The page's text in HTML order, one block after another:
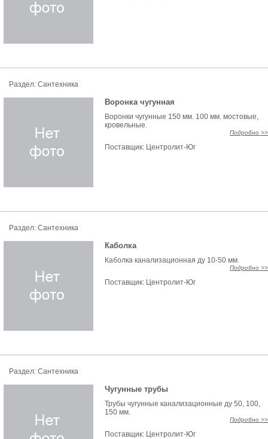
Раздел: Сантехника
Воронка чугунная
Воронки чугунные 150 мм. 100 мм. мостовые,
кровельные.
Подробно >>
Поставщик: Центролит-Юг
Раздел: Сантехника
Каболка
Каболка канализационная ду 10-50 мм.
Подробно >>
Поставщик: Центролит-Юг
Раздел: Сантехника
Чугунные трубы
Трубы чугунные канализационные ду 50, 100,
150 мм.
Подробно >>
Поставщик: Центролит-Юг